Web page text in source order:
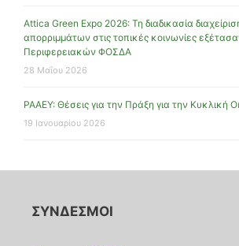
Attica Green Expo 2026: Τη διαδικασία
απορριμμάτων στις τοπικές κοινωνίες
Περιφερειακών ΦΟΣΔΑ
28 Μαΐου 2026
ΡΑΑΕΥ: Θέσεις για την Πράξη για την Κυκλική
19 Ιανουαρίου 2026
ΣΥΝΔΕΣΜΟΙ